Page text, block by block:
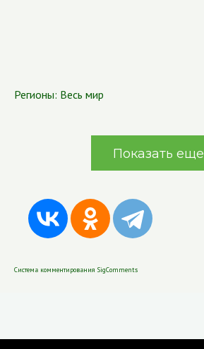
Регионы: Весь мир
Показать еще
Система комментирования SigComments